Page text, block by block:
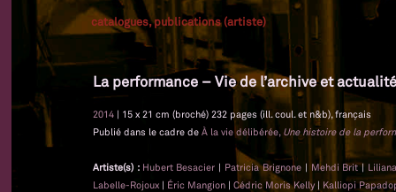
catalogues, publications (artiste)
La performance – Vie de l’archive et actualité
2014 | 15 x 21 cm (broché) 232 pages (ill. coul. et n&b), français
Publié dans le cadre de À la vie délibérée, Une histoire de la
Artiste(s) : Hubert Besacier | Patricia Brignone| Mehdi Brit|
Labelle-Rojoux | Éric Mangion | Cédric Moris Kelly| Kalliopi